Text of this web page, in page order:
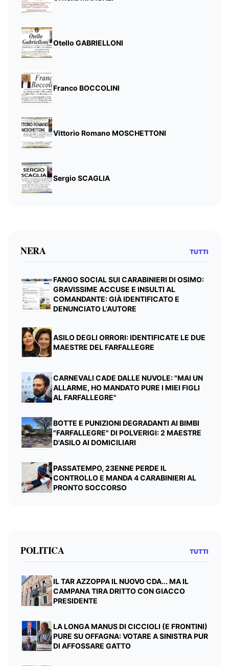
Otello GABRIELLONI
Franco BOCCOLINI
Vittorio Romano MOSCHETTONI
Sergio SCAGLIA
NERA TUTTI
FANGO SOCIAL SUI CARABINIERI DI OSIMO:
GRAVISSIME ACCUSE E INSULTI AL
COMANDANTE: GIÀ IDENTIFICATO E
DENUNCIATO L'AUTORE
ASILO DEGLI ORRORI: IDENTIFICATE LE DUE
MAESTRE DEL FARFALLEGRE
CARNEVALI CADE DALLE NUVOLE: "MAI UN
ALLARME, HO MANDATO PURE I MIEI FIGLI
AL FARFALLEGRE"
BOTTE E PUNIZIONI DEGRADANTI AI BIMBI
"FARFALLEGRE" DI POLVERIGI: 2 MAESTRE
D'ASILO AI DOMICILIARI
PASSATEMPO, 23ENNE PERDE IL
CONTROLLO E MANDA 4 CARABINIERI AL
PRONTO SOCCORSO
POLITICA TUTTI
IL TAR AZZOPPA IL NUOVO CDA... MA IL
CAMPANA TIRA DRITTO CON GIACCO
PRESIDENTE
LA LONGA MANUS DI CICCIOLI (E FRONTINI)
PURE SU OFFAGNA: VOTARE A SINISTRA PUR
DI AFFOSSARE GATTO